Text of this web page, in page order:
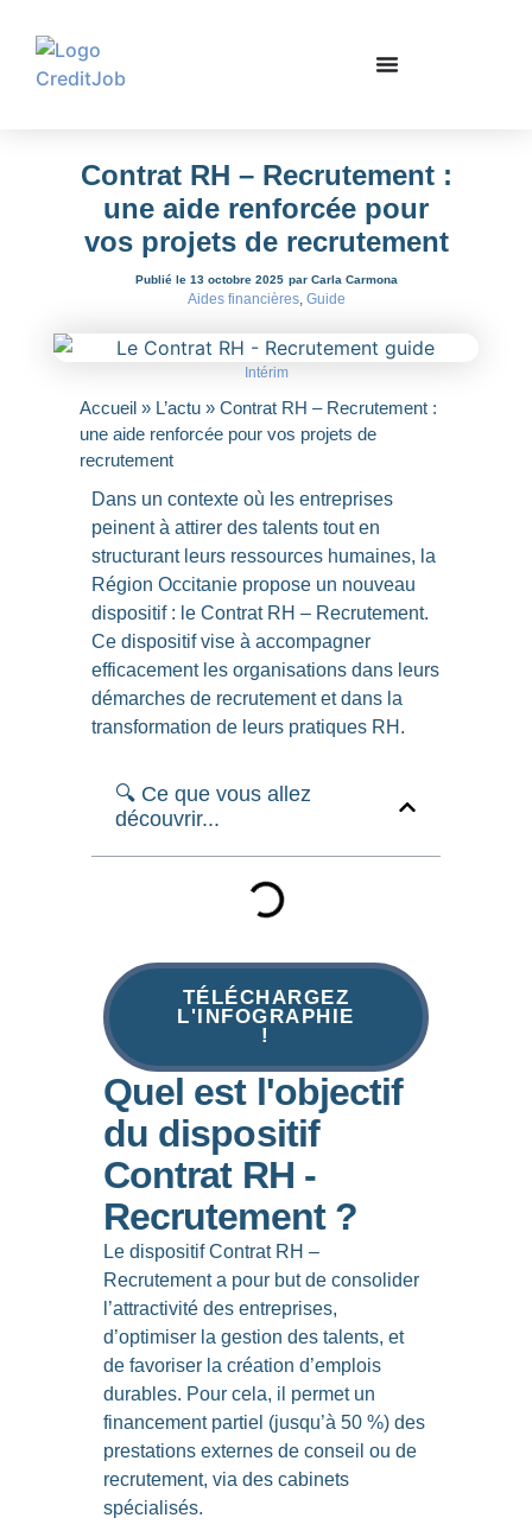
Contrat RH – Recrutement :
une aide renforcée pour
vos projets de recrutement
Publié le 13 octobre 2025 par Carla Carmona
Aides financières, Guide
Intérim
Accueil » L’actu »Contrat RH – Recrutement :
une aide renforcée pour vos projets de
recrutement
Dans un contexte où les entreprises
peinent à attirer des talents tout en
structurant leurs ressources humaines, la
RégionOccitanie propose un nouveau
dispositif : le Contrat RH – Recrutement.
Ce dispositif vise à accompagner
efficacement les organisations dans leurs
démarches de recrutement et dans la
transformation de leurs pratiques RH.
🔍 Ce que vous allez
découvrir...
TÉLÉCHARGEZ
L'INFOGRAPHIE
!
Quel est l'objectif
du dispositif
Contrat RH -
Recrutement ?
Le dispositif Contrat RH –
Recrutement a pour but de consolider
l’attractivité des entreprises,
d’optimiser la gestion des talents, et
de favoriser la création d’emplois
durables. Pour cela, il permet un
financement partiel (jusqu’à 50 %)des
prestations externes de conseil ou de
recrutement, via des cabinets
spécialisés.